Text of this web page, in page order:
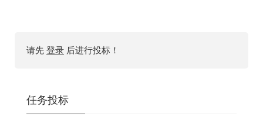
请先 登录 后进行投标！
任务投标